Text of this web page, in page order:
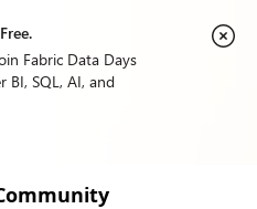
Fabric Data Days
BI, SQL, AI, and